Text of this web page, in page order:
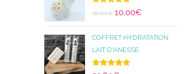
Note
5.00
sur 5
18,00€ 10,00€
COFFRET HYDRATATION
LAIT D'ANESSE